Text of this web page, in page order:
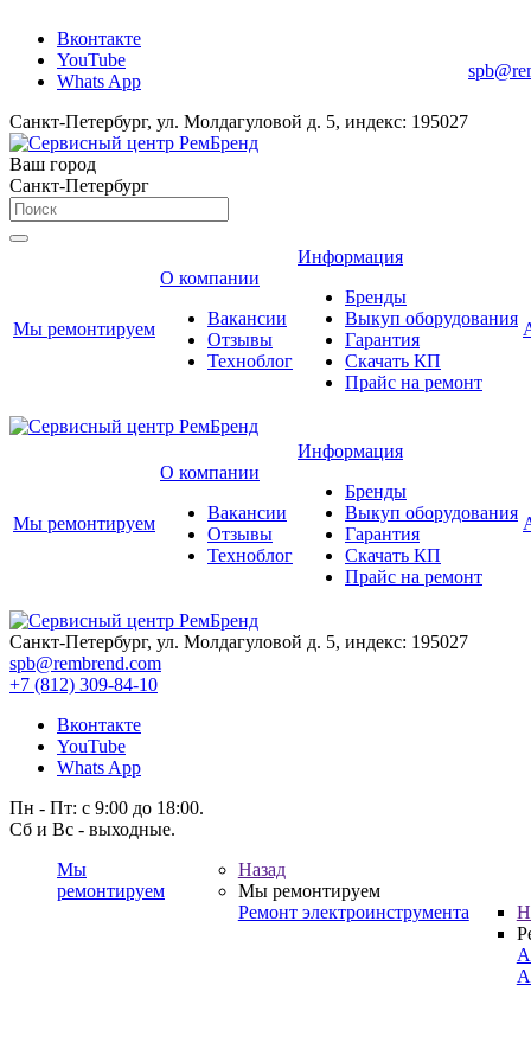
Вконтакте
YouTube
Whats App
Санкт-Петербург, ул. Молдагуловой д. 5, индекс: 195027
Ваш город
Санкт-Петербург
Мы ремонтируем
О компании
Вакансии
Отзывы
Техноблог
Информация
Бренды
Выкуп оборудования
Гарантия
Скачать КП
Прайс на ремонт
Мы ремонтируем
О компании
Вакансии
Отзывы
Техноблог
Информация
Бренды
Выкуп оборудования
Гарантия
Скачать КП
Прайс на ремонт
Санкт-Петербург, ул. Молдагуловой д. 5, индекс: 195027
spb@rembrend.com
+7 (812) 309-84-10
Вконтакте
YouTube
Whats App
Пн - Пт: с 9:00 до 18:00.
Сб и Вс - выходные.
Мы
ремонтируем
Назад
Мы ремонтируем
Ремонт электроинструмента